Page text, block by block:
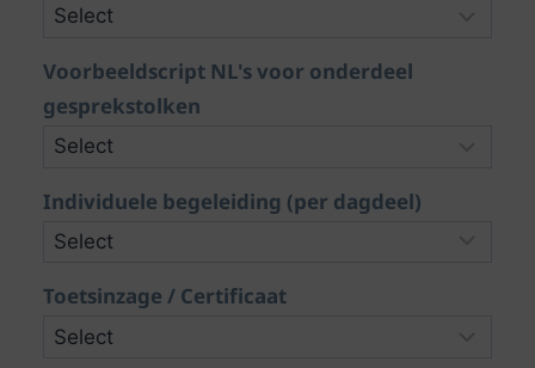
Voorbeeldscript NL's voor onderdeel
gesprekstolken
Individuele begeleiding (per dagdeel)
Toetsinzage / Certificaat